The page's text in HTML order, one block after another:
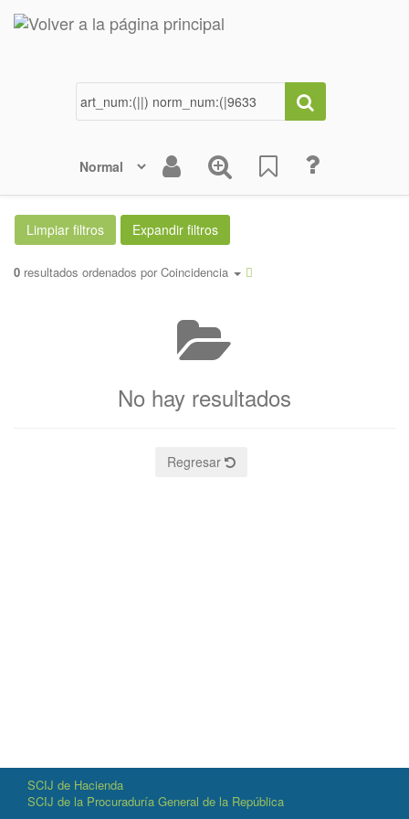
0 resultados ordenados por Coincidencia
No hay resultados
Regresar
SCIJ de Hacienda
SCIJ de la Procuraduría General de la República